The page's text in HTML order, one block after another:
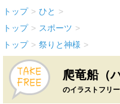
トップ > ひと >
トップ > スポーツ >
トップ > 祭りと神様 >
爬竜船（
のイラストフリ